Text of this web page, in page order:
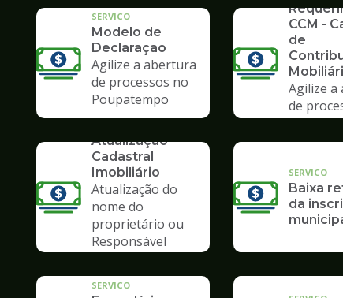
SERVICO
Modelo de
Declaração
Agilize a abertura
de processos no
Poupatempo
CCM -
de
Agilize
de
Atualização
Cadastral
Imobiliário
Atualização do
nome do
proprietário ou
Responsável
SERVICO
Baixa
da
SERVICO